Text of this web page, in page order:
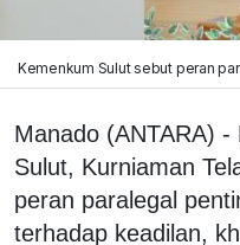
Kemenkum Sulut sebut peran
Manado (ANTARA)
Sulut, Kurniaman
peran paralegal
terhadap keadilan,